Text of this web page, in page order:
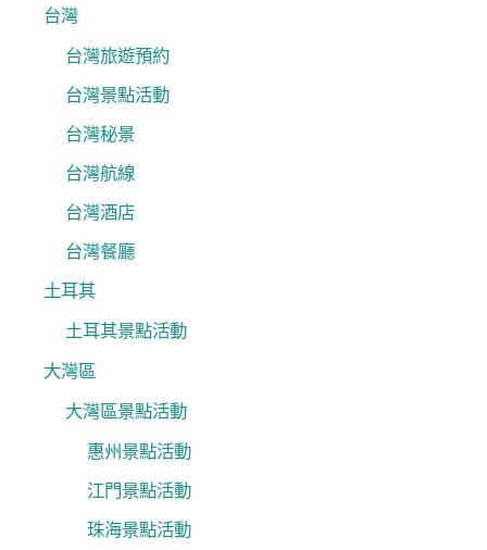
台灣
台灣旅遊預約
台灣景點活動
台灣秘景
台灣航線
台灣酒店
台灣餐廳
土耳其
土耳其景點活動
大灣區
大灣區景點活動
惠州景點活動
江門景點活動
珠海景點活動